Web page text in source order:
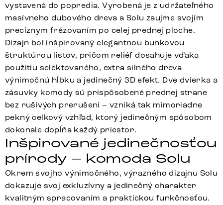
vystavená do popredia. Vyrobená je z udržateľného
masívneho dubového dreva a Solu zaujme svojím
precíznym frézovaním po celej prednej ploche.
Dizajn bol inšpirovaný elegantnou bunkovou
štruktúrou listov, pričom reliéf dosahuje vďaka
použitiu selektovaného, extra silného dreva
výnimočnú hĺbku a jedinečný 3D efekt. Dve dvierka a
zásuvky komody sú prispôsobené prednej strane
bez rušivých prerušení – vzniká tak mimoriadne
pekný celkový vzhľad, ktorý jedinečným spôsobom
dokonale dopĺňa každý priestor.
Inšpirované jedinečnosťou
prírody – komoda Solu
Okrem svojho výnimočného, výrazného dizajnu Solu
dokazuje svoj exkluzívny a jedinečný charakter
kvalitným spracovaním a praktickou funkčnosťou.